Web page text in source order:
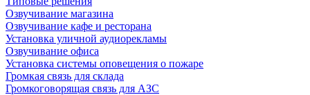
Озвучивание магазина
Озвучивание кафе и ресторана
Установка уличной аудиорекламы
Озвучивание офиса
Установка системы оповещения о пожаре
Громкая связь для склада
Громкоговорящая связь для АЗС